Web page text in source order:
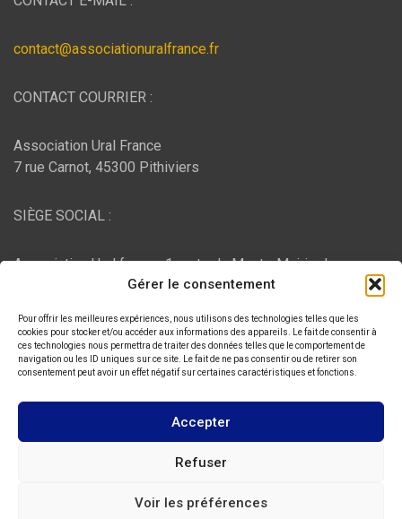
Gérer le consentement
Pour offrir les meilleures expériences, nous utilisons des technologies telles que les
cookies pour stocker et/ou accéder aux informations des appareils. Le fait de consentir à
ces technologies nous permettra de traiter des données telles que le comportement de
navigation ou les ID uniques sur ce site. Le fait de ne pas consentir ou de retirer son
consentement peut avoir un effet négatif sur certaines caractéristiques et fonctions.
Accepter
Refuser
Voir les préférences
contact@associationuralfrance.fr
CONTACT COURRIER :
Association Ural France
7 rue Carnot, 45300 Pithiviers
SIÈGE SOCIAL :
Association Ural france, 1 route du Mont - Mairie de
Bujaleuf, 87460 Bujaleuf
HÉBERGEMENT :
, Chemin des Pardiaux, 63000 Clermont-Ferrand
ASSOCIATION URAL FRANCE
Fièrement propulsé par :